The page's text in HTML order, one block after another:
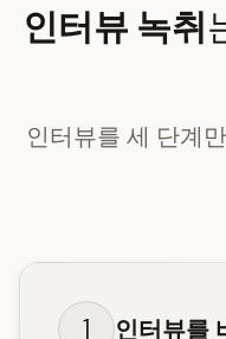
인터뷰 녹취
인터뷰를 세 단계
1 인터뷰를